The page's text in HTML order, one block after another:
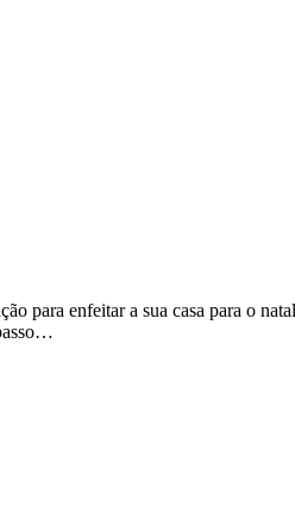
para enfeitar a sua casa para o